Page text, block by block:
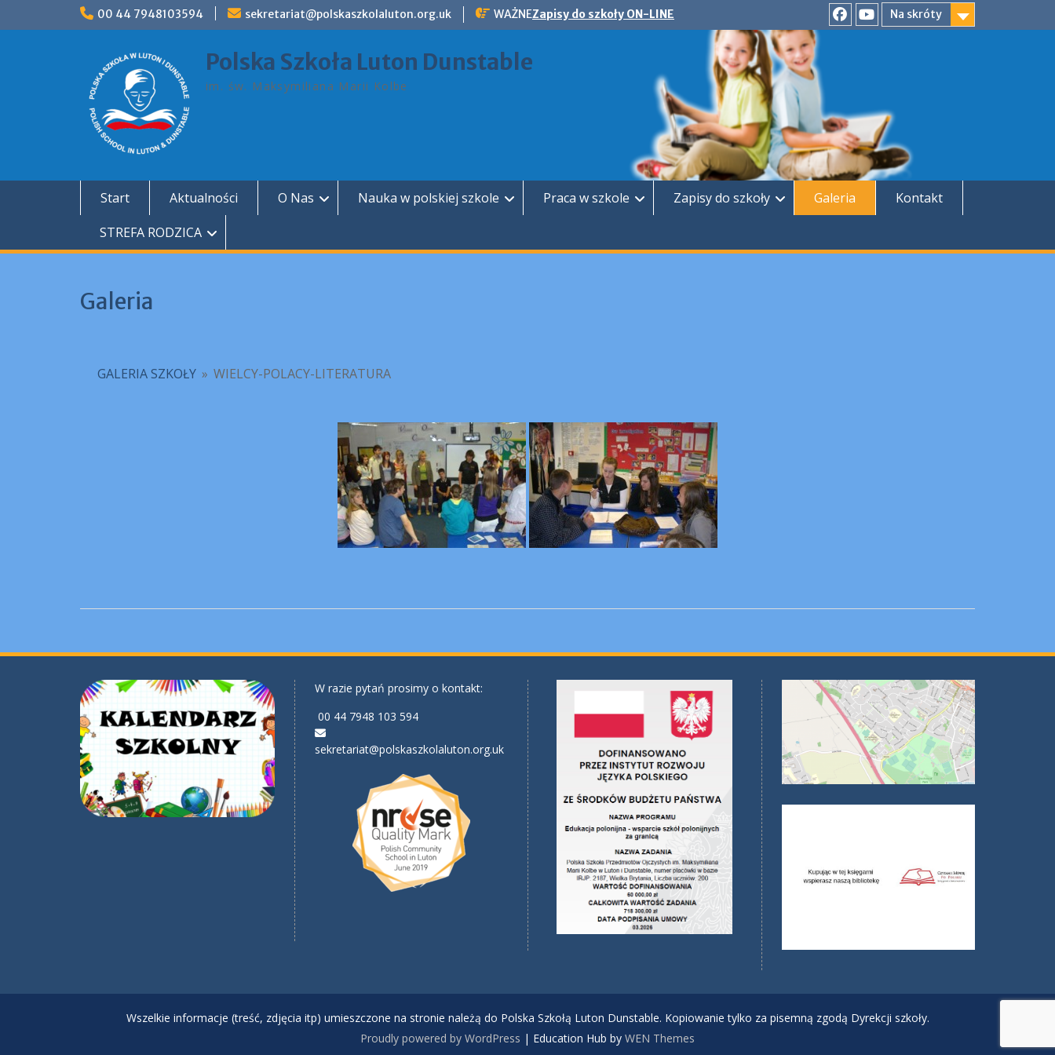
00 44 7948103594 sekretariat@polskaszkolaluton.org.uk WAŻNEZapisy do szkoły ON-LINE
Na skróty
FacebookYouTube
Polska Szkoła Luton Dunstable
im. św. Maksymiliana Marii Kolbe
Start Aktualności O Nas Nauka w polskiej szkole Praca w szkole Zapisy do szkoły Galeria
Kontakt
STREFA RODZICA
Galeria
GALERIA SZKOŁY » WIELCY-POLACY-LITERATURA
W razie pytań prosimy o kontakt:
00 44 7948 103 594
sekretariat@polskaszkolaluton.org.uk
Wszelkie informacje (treść, zdjęcia itp) umieszczone na stronie należą do Polska Szkołą Luton Dunstable. Kopiowanie tylko za pisemną zgodą Dyrekcji szkoły.
Proudly powered by WordPress | Education Hub by WEN Themes